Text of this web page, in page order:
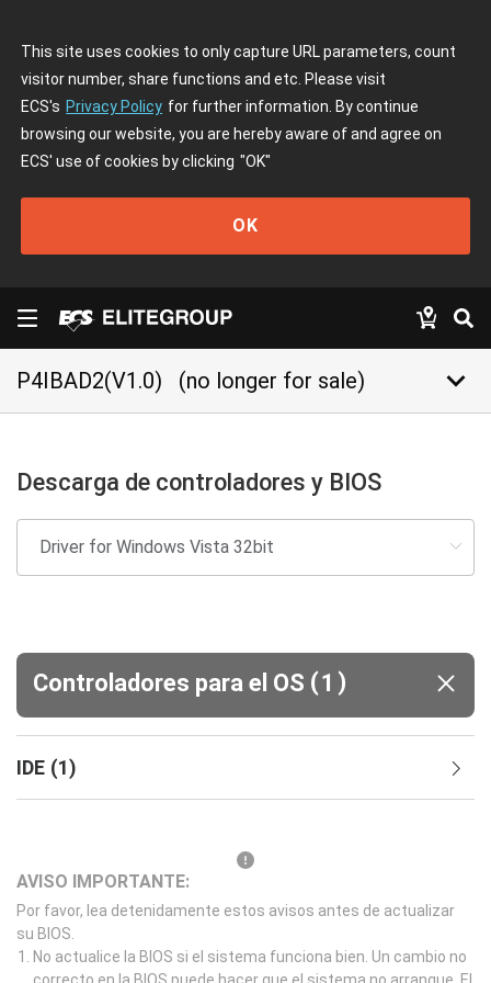
This site uses cookies to only capture URL parameters, count
visitor number, share functions and etc. Please visit
ECS's Privacy Policy for further information. By continue
browsing our website, you are hereby aware of and agree on
ECS' use of cookies by clicking "OK"
OK
P4IBAD2(V1.0) (no longer for sale) keyboard_arrow_down
Descarga de controladores y BIOS
Controladores para el OS (1 )
IDE (1)
AVISO IMPORTANTE:
Por favor, lea detenidamente estos avisos antes de actualizar
su BIOS.
No actualice la BIOS si el sistema funciona bien. Un cambio no